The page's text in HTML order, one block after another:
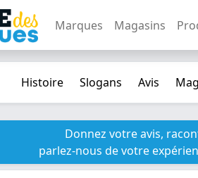
Marques Magasins
Histoire Slogans Avis
Donnez votre avis,
parlez-nous de votre